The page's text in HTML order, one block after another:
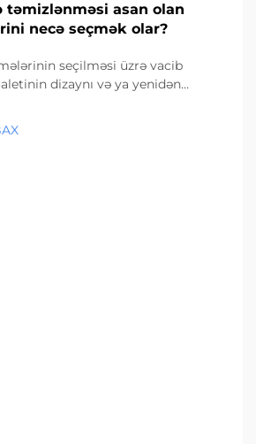
təmizlənməsi asan olan
necə seçmək olar?
seçilməsi üzrə vacib
dizaynı və ya yenidən
alan vacib qərardır. Bu vacib...